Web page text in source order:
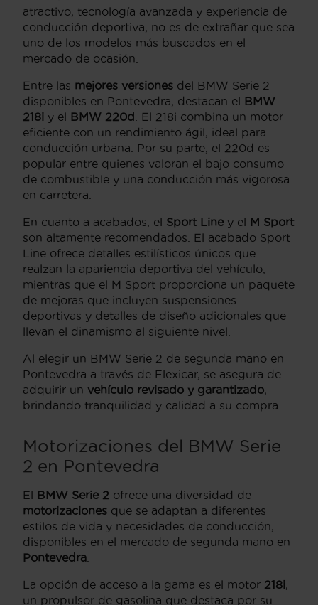
atractivo, tecnología avanzada y experiencia de
conducción deportiva, no es de extrañar que sea
uno de los modelos más buscados en el
mercado de ocasión.
Entre las mejores versiones del BMW Serie 2
disponibles en Pontevedra, destacan el
BMW
218i y el BMW 220d
. El 218i combina un motor
eficiente con un rendimiento ágil, ideal para
conducción urbana. Por su parte, el 220d es
popular entre quienes valoran el bajo consumo
de combustible y una conducción más vigorosa
en carretera.
En cuanto a acabados, el Sport Line y el
M Sport
son altamente recomendados. El acabado Sport
Line ofrece detalles estilísticos únicos que
realzan la apariencia deportiva del vehículo,
mientras que el M Sport proporciona un paquete
de mejoras que incluyen suspensiones
deportivas y detalles de diseño adicionales que
llevan el dinamismo al siguiente nivel.
Al elegir un BMW Serie 2 de segunda mano en
Pontevedra a través de Flexicar, se asegura de
adquirir un vehículo revisado y garantizado,
brindando tranquilidad y calidad a su compra.
Motorizaciones del BMW Serie
2 en Pontevedra
El BMW Serie 2 ofrece una diversidad de
motorizaciones que se adaptan a diferentes
estilos de vida y necesidades de conducción,
disponibles en el mercado de segunda mano en
Pontevedra
La opción de acceso a la gama es el motor 218i,
un propulsor de gasolina que destaca por su